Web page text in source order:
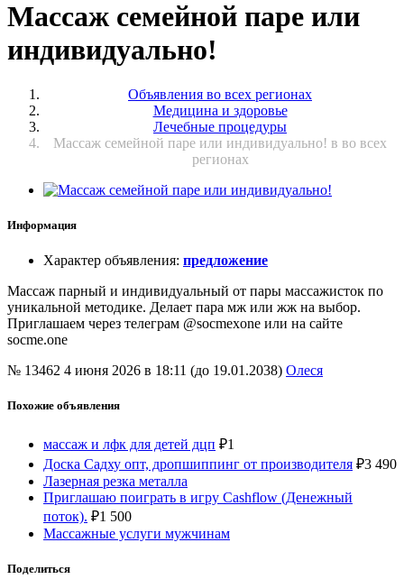
Массаж семейной паре или
индивидуально!
Объявления во всех регионах
Медицина и здоровье
Лечебные процедуры
Массаж семейной паре или индивидуально! в во всех
регионах
Информация
Характер объявления: предложение
Массаж парный и индивидуальный от пары массажисток по
уникальной методике. Делает пара мж или жж на выбор.
Приглашаем через телеграм @socmexone или на сайте
socme.one
№ 13462 4 июня 2026 в 18:11 (до 19.01.2038) Олеся
Похожие объявления
массаж и лфк для детей дцп ₽1
Доска Садху опт, дропшиппинг от производителя ₽3 490
Лазерная резка металла
Приглашаю поиграть в игру Сashflow (Денежный
поток). ₽1 500
Массажные услуги мужчинам
Поделиться